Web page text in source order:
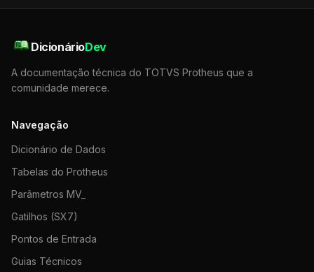
DicionárioDev
A documentação técnica do TOTVS Protheus que a
comunidade merece.
Navegação
Dicionário de Dados
Tabelas do Protheus
Parâmetros MV_
Gatilhos (SX7)
Pontos de Entrada
Guias Técnicos